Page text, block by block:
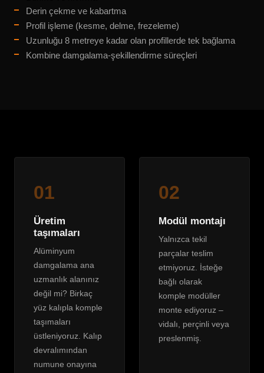
Derin çekme ve kabartma
Profil işleme (kesme, delme, frezeleme)
Uzunluğu 8 metreye kadar olan profillerde tek bağlama
Kombine damgalama-şekillendirme süreçleri
01
Üretim
taşımaları
Alüminyum
damgalama ana
uzmanlık alanınız
değil mi? Birkaç
yüz kalıpla komple
taşımaları
üstleniyoruz. Kalıp
devralımından
numune onayına
02
Modül montajı
Yalnızca tekil
parçalar teslim
etmiyoruz. İsteğe
bağlı olarak
komple modüller
monte ediyoruz –
vidalı, perçinli veya
preslenmiş.